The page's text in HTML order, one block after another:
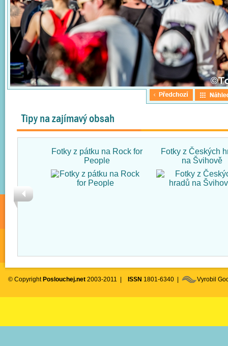
Tipy na zajímavý obsah
Fotky z pátku na Rock for
People
Fotky z Českých
na Švihově
© Copyright Poslouchej.net 2003-2011 | ISSN 1801-6340 | Vyrobil